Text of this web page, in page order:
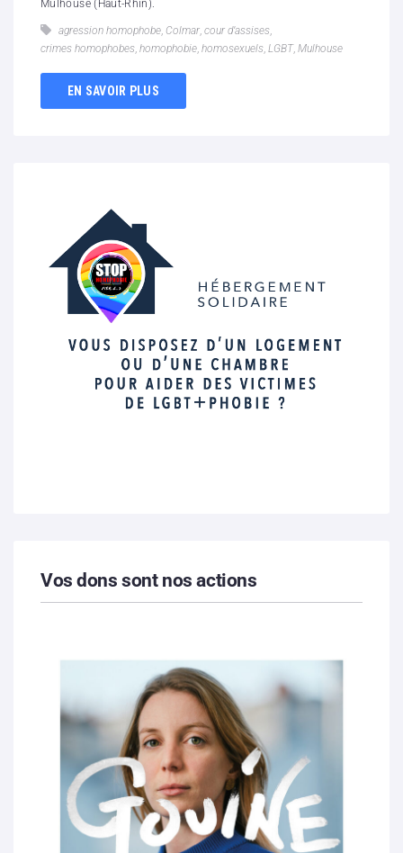
Mulhouse (Haut-Rhin).
agression homophobe, Colmar, cour d’assises,
crimes homophobes, homophobie, homosexuels, LGBT, Mulhouse
EN SAVOIR PLUS
Vos dons sont nos actions